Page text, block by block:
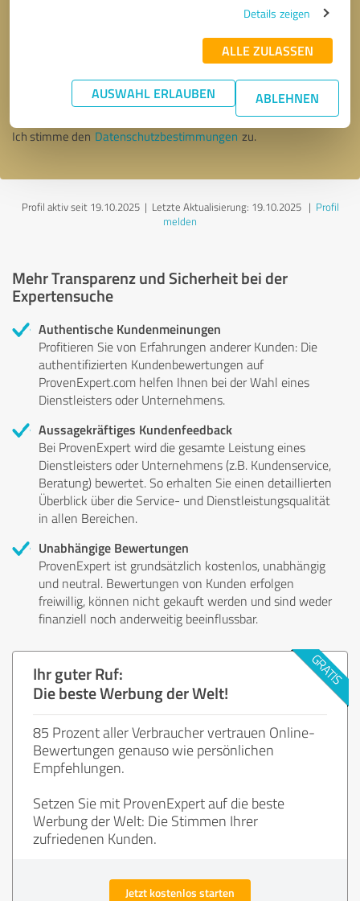
Details zeigen
ALLE ZULASSEN
AUSWAHL ERLAUBEN ABLEHNEN
* Erforderliche Angaben
Nachricht senden
Ich stimme den Datenschutzbestimmungen zu.
Profil aktiv seit 19.10.2025 | Letzte Aktualisierung: 19.10.2025| Profil
melden
Mehr Transparenz und Sicherheit bei der
Expertensuche
Authentische Kundenmeinungen
Profitieren Sie von Erfahrungen anderer Kunden: Die
authentifizierten Kundenbewertungen auf
ProvenExpert.com helfen Ihnen bei der Wahl eines
Dienstleisters oder Unternehmens.
Aussagekräftiges Kundenfeedback
Bei ProvenExpert wird die gesamte Leistung eines
Dienstleisters oder Unternehmens (z.B. Kundenservice,
Beratung) bewertet. So erhalten Sie einen detaillierten
Überblick über die Service- und Dienstleistungsqualität
in allen Bereichen.
Unabhängige Bewertungen
ProvenExpert ist grundsätzlich kostenlos, unabhängig
und neutral. Bewertungen von Kunden erfolgen
freiwillig, können nicht gekauft werden und sind weder
finanziell noch anderweitig beeinflussbar.
Ihr guter Ruf:
Die beste Werbung der Welt!
85 Prozent aller Verbraucher vertrauen Online-
Bewertungen genauso wie persönlichen
Empfehlungen.
Setzen Sie mit ProvenExpert auf die beste
Werbung der Welt: Die Stimmen Ihrer
zufriedenen Kunden.
Jetzt kostenlos starten